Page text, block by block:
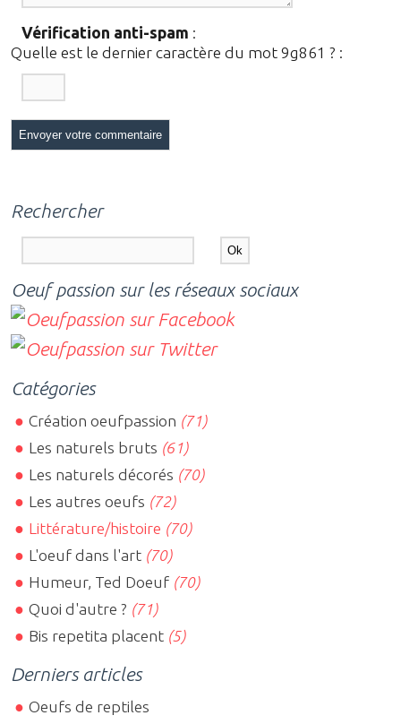
Vérification anti-spam :
Quelle est le dernier caractère du mot 9g861 ? :
Rechercher
Oeuf passion sur les réseaux sociaux
Catégories
Création oeufpassion (71)
Les naturels bruts (61)
Les naturels décorés (70)
Les autres oeufs (72)
Littérature/histoire (70)
L'oeuf dans l'art (70)
Humeur, Ted Doeuf (70)
Quoi d'autre ? (71)
Bis repetita placent (5)
Derniers articles
Oeufs de reptiles